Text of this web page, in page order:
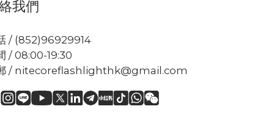
我們
/ (852)96929914
/ 08:00-19:30
/ nitecoreflashlighthk@gmail.com